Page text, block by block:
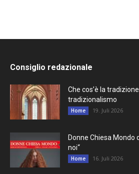
Consiglio redazionale
Che cos’è la
tradizionalismo
Home 19. Juli 2026
Donne Chiesa Mondo
noi“
Home 16. Juli 2026